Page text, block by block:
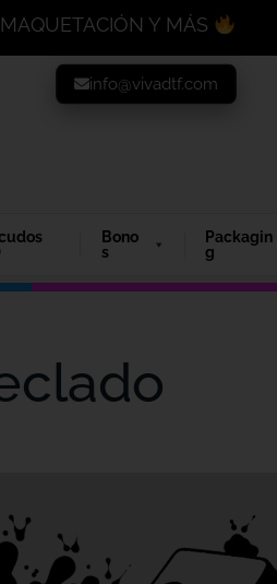
Y MÁS
info@vivadtf.com
Bono
s
Packagin
g